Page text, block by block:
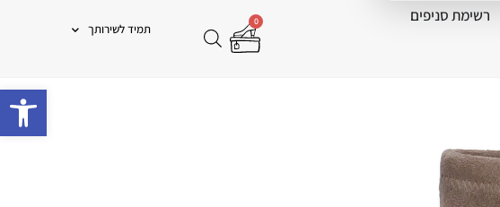
רשימת סניפים 0
תמיד לשירותך